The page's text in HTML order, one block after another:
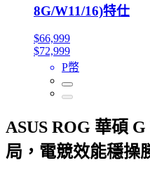
8G/W11/16)特仕
$66,999
$72,999
P幣
ASUS ROG 華碩
局，電競效能穩操